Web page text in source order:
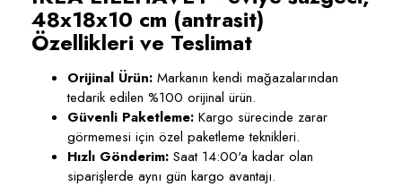
48x18x10 cm (antrasit)
Özellikleri ve Teslimat
Orijinal Ürün: Markanın kendi mağazalarından
tedarik edilen %100 orijinal ürün.
Güvenli Paketleme: Kargo sürecinde zarar
görmemesi için özel paketleme teknikleri.
Hızlı Gönderim: Saat 14:00'a kadar olan
siparişlerde aynı gün kargo avantajı.